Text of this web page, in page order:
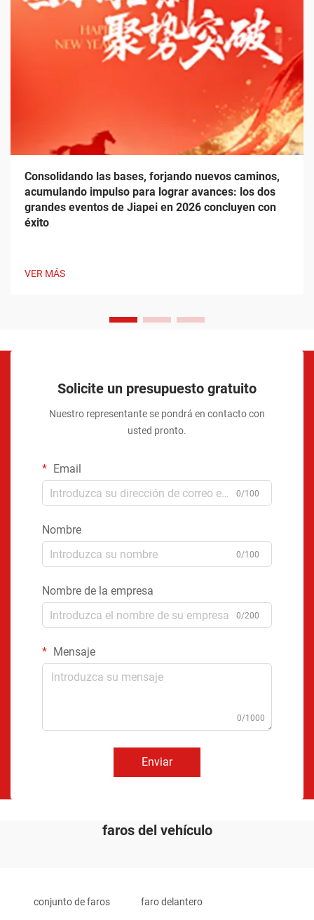
Consolidando las bases, forjando nuevos caminos,
acumulando impulso para lograr avances: los dos
grandes eventos de Jiapei en 2026 concluyen con
éxito
VER MÁS
Solicite un presupuesto gratuito
Nuestro representante se pondrá en contacto con
usted pronto.
Email
0/100
Nombre
0/100
Nombre de la empresa
0/200
Mensaje
0/1000
Enviar
faros del vehículo
conjunto de faros faro delantero